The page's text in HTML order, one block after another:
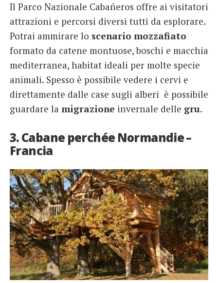
Il Parco Nazionale Cabañeros offre ai visitatori
attrazioni e percorsi diversi tutti da esplorare.
Potrai ammirare lo scenario mozzafiato
formato da catene montuose, boschi e macchia
mediterranea, habitat ideali per molte specie
animali. Spesso è possibile vedere i cervi e
direttamente dalle case sugli alberi è possibile
guardare la migrazione invernale delle gru.
3. Cabane perchée Normandie –
Francia